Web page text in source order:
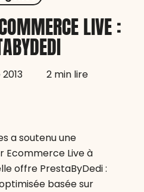
LIVE :
2 min lire
a soutenu une
Ecommerce Live à
offre PrestaByDedi :
basée sur